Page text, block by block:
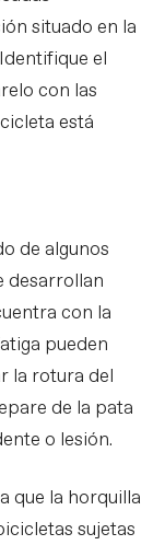
situado en la
el
con las
está
de algunos
desarrollan
con la
pueden
la rotura del
de la pata
o lesión.
que la horquilla
sujetas